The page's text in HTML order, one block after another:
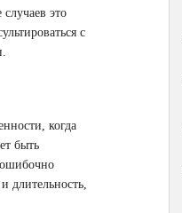
это
с
когда
быть
длительность,